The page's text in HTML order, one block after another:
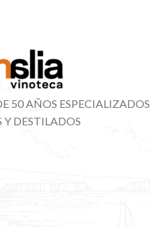
50 AÑOS ESPECIALIZADOS
Y DESTILADOS